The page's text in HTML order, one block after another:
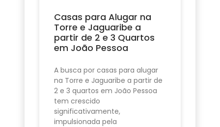
Casas para Alugar na
Torre e Jaguaribe a
partir de 2 e 3 Quartos
em João Pessoa
A busca por casas para alugar
na Torre e Jaguaribe a partir de
2 e 3 quartos em João Pessoa
tem crescido
significativamente,
impulsionada pela